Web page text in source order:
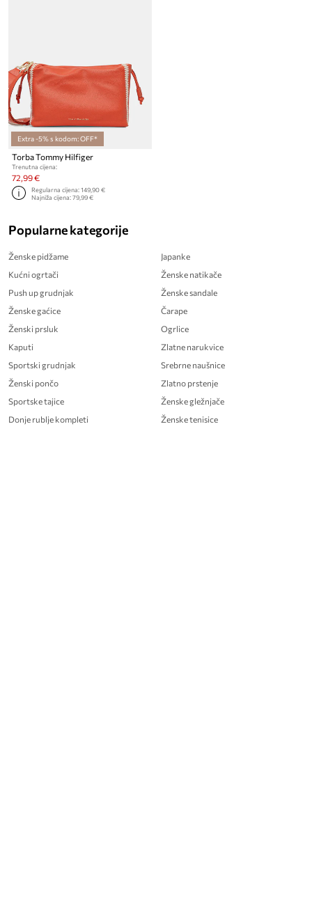
Extra -5% s kodom: OFF*
Torba Tommy Hilfiger
Trenutna cijena:
72,99 €
Regularna cijena:149,90 €
Najniža cijena:79,99 €
Popularne kategorije
Ženske pidžame
Kućni ogrtači
Push up grudnjak
Ženske gaćice
Ženski prsluk
Kaputi
Sportski grudnjak
Ženski pončo
Sportske tajice
Donje rublje kompleti
Japanke
Ženske natikače
Ženske sandale
Čarape
Ogrlice
Zlatne narukvice
Srebrne naušnice
Zlatno prstenje
Ženske gležnjače
Ženske tenisice